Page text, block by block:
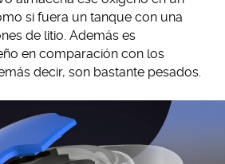
si fuera un tanque con una
de litio. Además es
en comparación con los
decir, son bastante pesados.